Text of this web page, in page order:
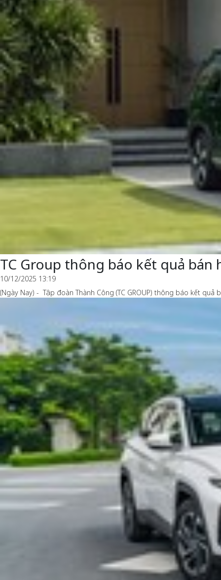
TC Group thông báo kết quả
10/12/2025 13:19
(Ngày Nay) - Tập đoàn Thành Công (TC GROUP) thông báo kết